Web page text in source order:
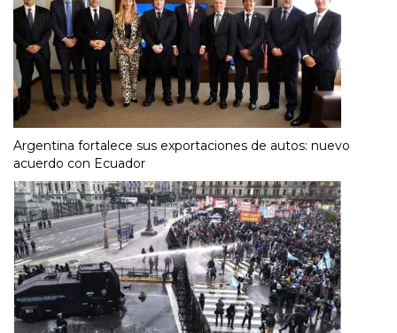
Argentina fortalece sus exportaciones de autos: nuevo
acuerdo con Ecuador